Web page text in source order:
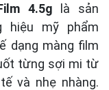
4.5g là sản
hiệu mỹ phẩm
dạng màng film
từng sợi mi từ
và nhẹ nhàng.